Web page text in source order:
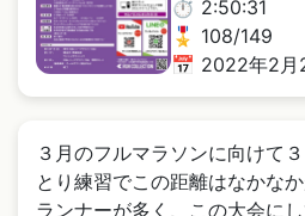
⏱️ 2:50:31
🎖️ 108/149
📅 2022年2月
３月のフルマラソンに向けて
とり練習でこの距離はなかな
ランナーが多く、この大会に